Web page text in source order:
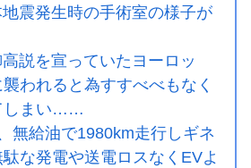
地震発生時の手術室の様子が
説を宣っていたヨーロッ
われると為すすべべもなく
しまい……
無給油で1980km走行しギネ
な発電や送電ロスなくEVよ